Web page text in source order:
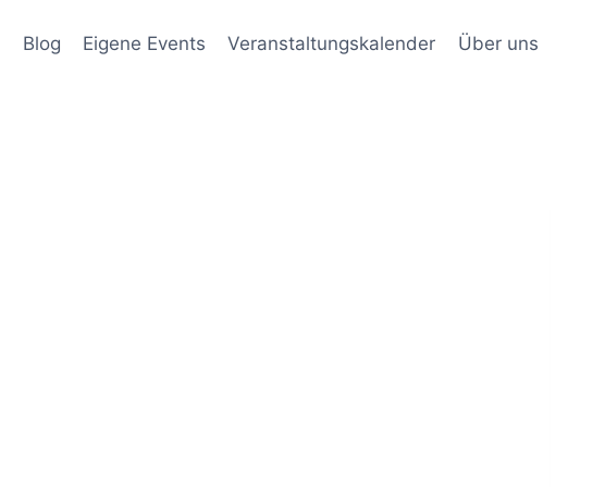
Blog Eigene Events Veranstaltungskalender Über uns